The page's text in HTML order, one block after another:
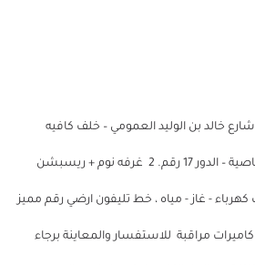
شقة مميزة للبيع برج بورتو ‎ شارع خالد بن الوليد العمومي – خلف كافيه
العزيزية ‎ 1704 وحده 85 م – ناصية – الدور 17 رقم. ‎ 2 غرفه نوم + ريسبشن
مدخل شيك + 2 أسانسير + كاميرات مراقبة ‎ للاستفسار والمعاينة برجاء